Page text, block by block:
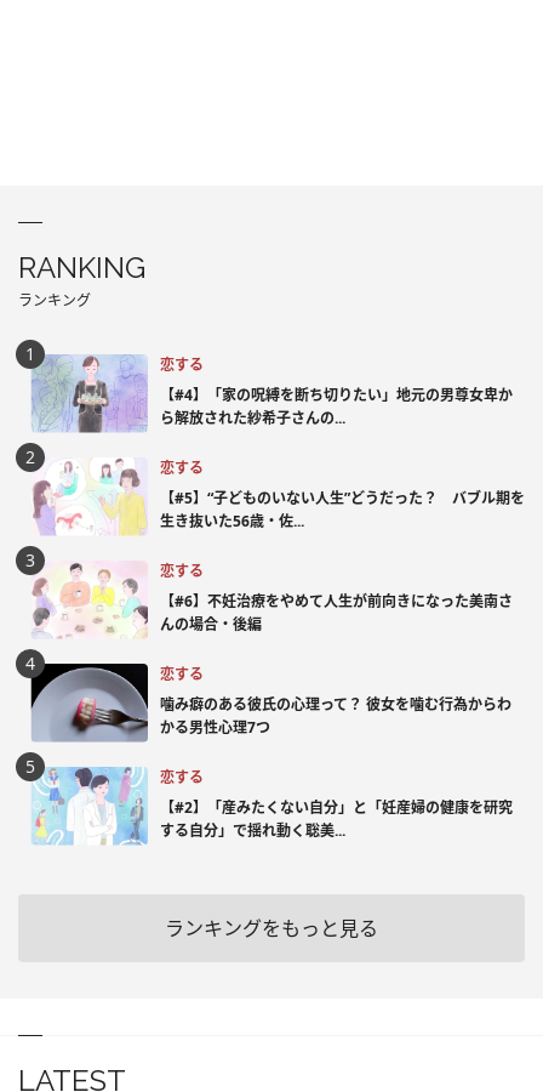
RANKING
ランキング
恋する
【#4】「家の呪縛を断ち切りたい」地元の男尊女卑か
ら解放された紗希子さんの...
恋する
【#5】“子どものいない人生”どうだった？ バブル期を
生き抜いた56歳・佐...
恋する
【#6】不妊治療をやめて人生が前向きになった美南さ
んの場合・後編
恋する
噛み癖のある彼氏の心理って？ 彼女を噛む行為からわ
かる男性心理7つ
恋する
【#2】「産みたくない自分」と「妊産婦の健康を研究
する自分」で揺れ動く聡美...
ランキングをもっと見る
LATEST